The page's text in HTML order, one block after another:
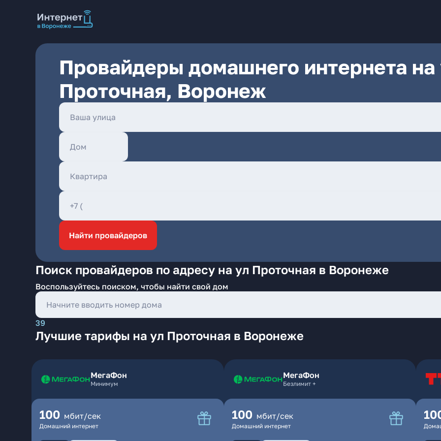
Провайдеры домашнего интернета на
Проточная, Воронеж
Найти провайдеров
Поиск провайдеров по адресу на ул Проточная в Воронеже
Воспользуйтесь поиском, чтобы найти свой дом
39
Лучшие тарифы на ул Проточная в Воронеже
МегаФон
Минимум
100 мбит/сек
Домашний интернет
МегаФон
Безлимит +
100 мбит/сек
Домашний интернет